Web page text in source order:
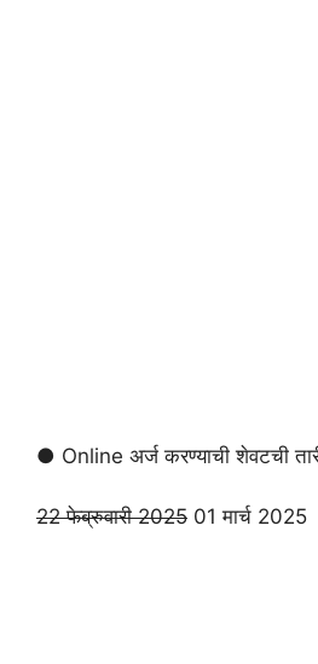
● Online अर्ज करण्याची शेवटची
22 फेब्रुवारी 2025 01 मार्च 2025